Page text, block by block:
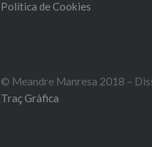
Política de Cookies
© Meandre Manresa 2018 –
Traç Gràfica